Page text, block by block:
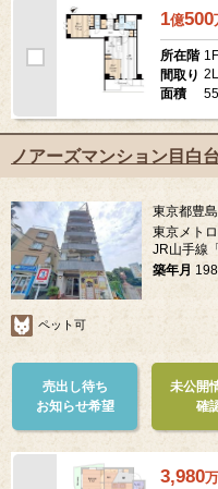
1億500
所在階 1F
間取り
面積
ノアーズマンション目白台
東京都豊
東京メト
JR山手線
築年月
ペット可
売出し待ち
お知らせ希望
未公開
確
3,980万